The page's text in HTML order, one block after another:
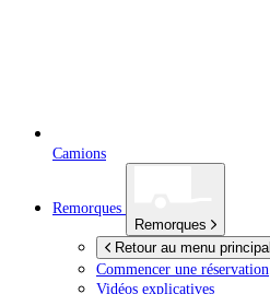
Camions
Remorques
Remorques
Retour au menu principal
Commencer une réservation
Vidéos explicatives